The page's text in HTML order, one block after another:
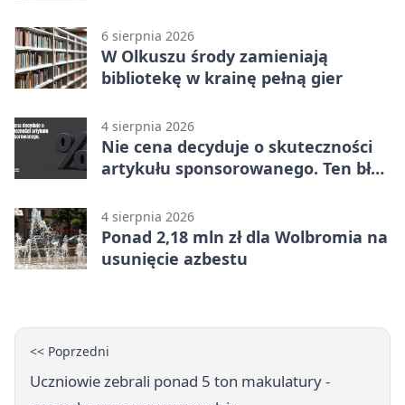
6 sierpnia 2026
W Olkuszu środy zamieniają
bibliotekę w krainę pełną gier
4 sierpnia 2026
Nie cena decyduje o skuteczności
artykułu sponsorowanego. Ten błąd
4 sierpnia 2026
Ponad 2,18 mln zł dla Wolbromia na
usunięcie azbestu
<< Poprzedni
Uczniowie zebrali ponad 5 ton makulatury -